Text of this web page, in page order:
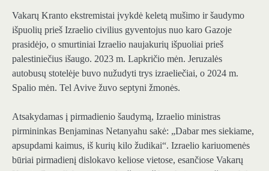
Vakarų Kranto ekstremistai įvykdė keletą mušimo ir šaudymo
išpuolių prieš Izraelio civilius gyventojus nuo karo Gazoje
prasidėjo, o smurtiniai Izraelio naujakurių išpuoliai prieš
palestiniečius išaugo. 2023 m. Lapkričio mėn. Jeruzalės
autobusų stotelėje buvo nužudyti trys izraeliečiai, o 2024 m.
Spalio mėn. Tel Avive žuvo septyni žmonės.
Atsakydamas į pirmadienio šaudymą, Izraelio ministras
pirmininkas Benjaminas Netanyahu sakė: „Dabar mes siekiame,
apsupdami kaimus, iš kurių kilo žudikai“. Izraelio kariuomenės
būriai pirmadienį dislokavo keliose vietose, esančiose Vakarų